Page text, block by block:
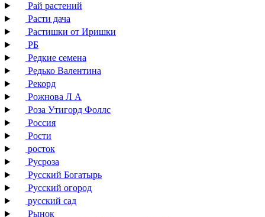
Рай растений
Расти дача
Растишки от Иришки
РБ
Редкие семена
Редько Валентина
Рекорд
Рожнова Л А
Роза Утигорд Фоллс
Россия
Рости
росток
Русроза
Русский Богатырь
Русский огород
русский сад
Рынок